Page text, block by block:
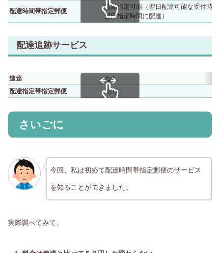
配達時間帯指定郵便
時間指定可能（翌日配達可能な受付時
翌日指定時間に配達）
配達追跡サービス
速達
なし
配達指定帯指定郵便
あり
スクロールできます
さいごに
今回、私は初めて配達時間帯指定郵便のサービス
を知ることができました。
実際調べてみて、